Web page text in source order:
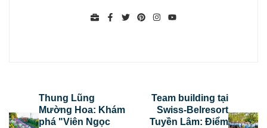
Thung Lũng
Mường Hoa: Khám
phá "Viên Ngọc
Team building tại
Swiss-Belresort
Tuyền Lâm: Điểm